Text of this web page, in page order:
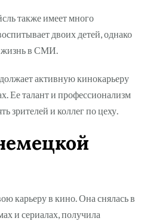
также имеет много
двоих детей, однако
жизнь в СМИ.
активную кинокарьеру
Ее талант и профессионализм
зрителей и коллег по цеху.
карьеру в кино. Она снялась в
и сериалах, получила